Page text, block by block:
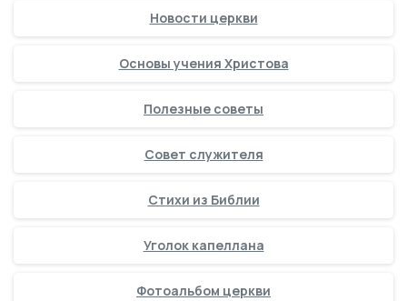
Новости церкви
Основы учения Христова
Полезные советы
Совет служителя
Стихи из Библии
Уголок капеллана
Фотоальбом церкви